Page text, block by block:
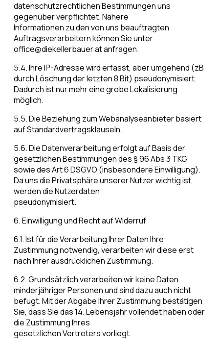
datenschutzrechtlichen Bestimmungen uns
gegenüber verpflichtet. Nähere
Informationen zu den von uns beauftragten
Auftragsverarbeitern können Sie unter
office@diekellerbauer.at anfragen.
5.4. Ihre IP-Adresse wird erfasst, aber umgehend (zB
durch Löschung der letzten 8 Bit) pseudonymisiert.
Dadurch ist nur mehr eine grobe Lokalisierung
möglich.
5.5. Die Beziehung zum Webanalyseanbieter basiert
auf Standardvertragsklauseln.
5.6. Die Datenverarbeitung erfolgt auf Basis der
gesetzlichen Bestimmungen des § 96 Abs 3 TKG
sowie des Art 6 DSGVO (insbesondere Einwilligung).
Da uns die Privatsphäre unserer Nutzer wichtig ist,
werden die Nutzerdaten
pseudonymisiert.
6. Einwilligung und Recht auf Widerruf
6.1. Ist für die Verarbeitung Ihrer Daten Ihre
Zustimmung notwendig, verarbeiten wir diese erst
nach Ihrer ausdrücklichen Zustimmung.
6.2. Grundsätzlich verarbeiten wir keine Daten
minderjähriger Personen und sind dazu auch nicht
befugt. Mit der Abgabe Ihrer Zustimmung bestätigen
Sie, dass Sie das 14. Lebensjahr vollendet haben oder
die Zustimmung Ihres
gesetzlichen Vertreters vorliegt.